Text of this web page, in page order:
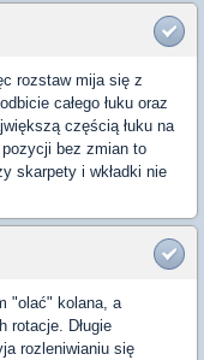
rozstaw mija się z
całego łuku oraz
częścią łuku na
bez zmian to
skarpety i wkładki nie
"olać" kolana, a
rotacje. Długie
rozleniwianiu się